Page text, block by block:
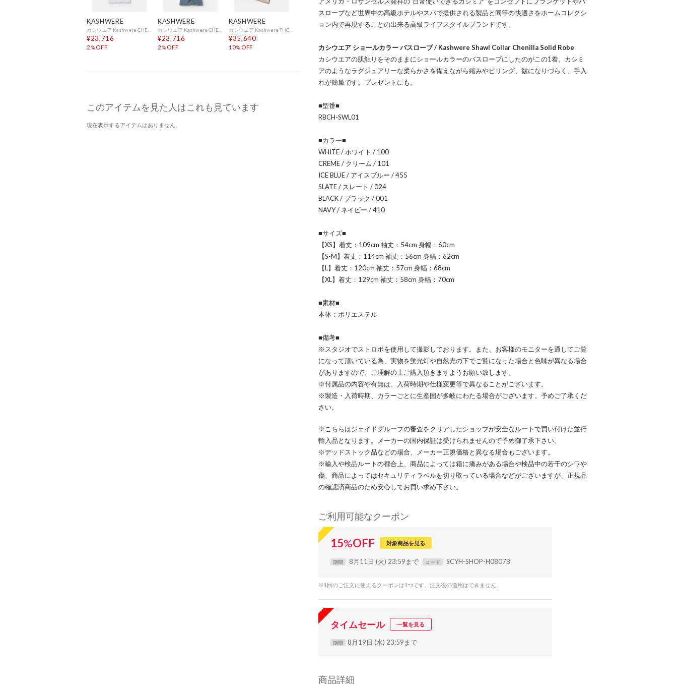
KASHWERE
¥23,716
2％OFF
KASHWERE
¥23,716
2％OFF
KASHWERE
¥35,640
10％OFF
このアイテムを見た人はこれも見ています
現在表示するアイテムはありません。
スローブなど世界中の高級ホテルやスパで提供される製品と同等の快適さをホームコレクシ
ョン内で再現することの出来る高級ライフスタイルブランドです。
カシウエア ショールカラー バスローブ / Kashwere Shawl Collar Chenilla Solid Robe
カシウエアの肌触りをそのままにショールカラーのバスローブにしたのがこの1着。カシミ
アのようなラグジュアリーな柔らかさを備えながら縮みやピリング、皺になりづらく、手入
れが簡単です。プレゼントにも。
■型番■
RBCH-SWL01
■カラー■
WHITE / ホワイト / 100
CREME / クリーム / 101
ICE BLUE / アイスブルー / 455
SLATE / スレート / 024
BLACK / ブラック / 001
NAVY / ネイビー / 410
■サイズ■
【XS】着丈：109cm 袖丈：54cm 身幅：60cm
【S-M】着丈：114cm 袖丈：56cm 身幅：62cm
【L】着丈：120cm 袖丈：57cm 身幅：68cm
【XL】着丈：129cm 袖丈：58cm 身幅：70cm
■素材■
本体：ポリエステル
■備考■
※スタジオでストロボを使用して撮影しております。また、お客様のモニターを通してご覧
になって頂いている為、実物を蛍光灯や自然光の下でご覧になった場合と色味が異なる場合
がありますので、ご理解の上ご購入頂きますようお願い致します。
※付属品の内容や有無は、入荷時期や仕様変更等で異なることがございます。
※製造・入荷時期、カラーごとに生産国が多岐にわたる場合がございます。予めご了承くだ
さい。
※こちらはジェイドグループの審査をクリアしたショップが安全なルートで買い付けた並行
輸入品となります。メーカーの国内保証は受けられませんので予め御了承下さい。
※デッドストック品などの場合、メーカー正規価格と異なる場合もございます。
※輸入や検品ルートの都合上、商品によっては箱に痛みがある場合や検品中の若干のシワや
傷、商品によってはセキュリティラベルを切り取っている場合などがございますが、正規品
の確認済商品のため安心してお買い求め下さい。
ご利用可能なクーポン
15%OFF 対象商品を見る
期間 8月11日 (火) 23:59まで コード SCYH-SHOP-H0807B
※1回のご注文に使えるクーポンは1つです。注文後の適用はできません。
タイムセール 一覧を見る
期間 8月19日 (水) 23:59まで
商品詳細